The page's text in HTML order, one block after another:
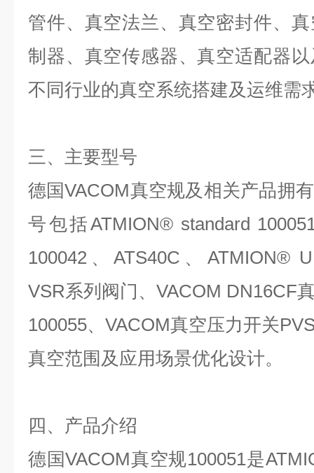
管件、真空法兰、真空密封件、
制器、真空传感器、真空适配器
不同行业的真空系统搭建及运维需
三、主要型号
德国VACOM真空规及相关产品拥
号包括ATMION® standard
100042 、ATS40C 、 ATMION®
VSR系列阀门、 VACOM DN16CF
100055、 VACOM真空压力开关
真空范围及应用场景优化设计。
四、产品介绍
德国VACOM真空规100051是